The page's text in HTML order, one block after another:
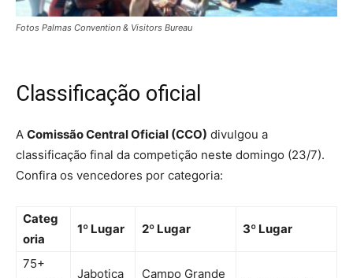
Fotos Palmas Convention & Visitors Bureau
Classificação oficial
A Comissão Central Oficial (CCO) divulgou a
classificação final da competição neste domingo (23/7).
Confira os vencedores por categoria:
Categ
oria
1º Lugar 2º Lugar 3º Lugar
75+
Jabotica
Campo Grande